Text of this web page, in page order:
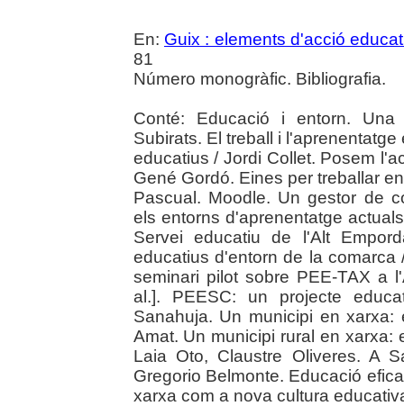
En: Guix : elements d'acció
81
Número monogràfic. Bibliografia.
Conté: Educació i entorn.
Subirats. El treball i
educatius / Jordi Collet. Posem
Gené Gordó. Eines per treballar
Pascual. Moodle. Un gestor de
els entorns d'aprenentatge
Servei educatiu de l'Alt
educatius d'entorn de la comarca
seminari pilot sobre PEE-TAX a
al.]. PEESC: un projecte
Sanahuja. Un municipi en
Amat. Un municipi rural en xarxa:
Laia Oto, Claustre Oliveres. A
Gregorio Belmonte. Educació
xarxa com a nova cultura